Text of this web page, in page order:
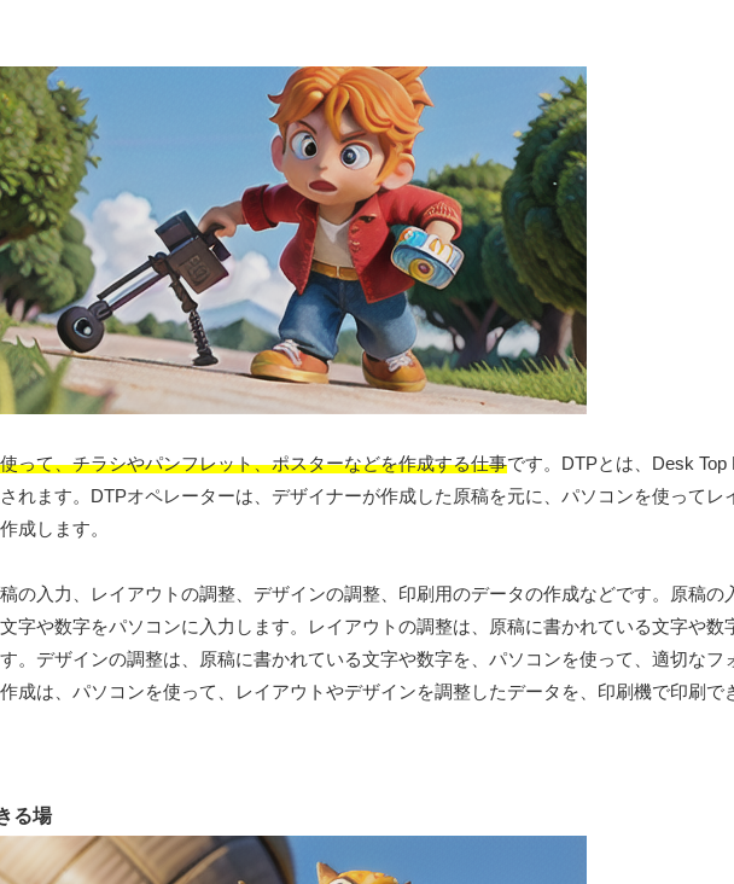
って、チラシやパンフレット、ポスターなどを作成する仕事です。DTPとは、Desk Top
れます。DTPオペレーターは、デザイナーが作成した原稿を元に、パソコンを使ってレ
成します。
の入力、レイアウトの調整、デザインの調整、印刷用のデータの作成などです。原稿の
字や数字をパソコンに入力します。レイアウトの調整は、原稿に書かれている文字や数
。デザインの調整は、原稿に書かれている文字や数字を、パソコンを使って、適切なフ
成は、パソコンを使って、レイアウトやデザインを調整したデータを、印刷機で印刷で
る場